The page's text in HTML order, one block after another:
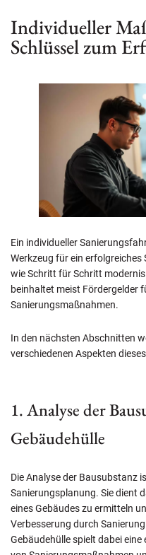
Individueller
Schlüssel zum
Ein individueller
Werkzeug für ein
wie Schritt für Schritt
beinhaltet meist Fördergelder
Sanierungsmaßnahmen.
In den nächsten Abschnitten
verschiedenen Aspekten
1. Analyse der
Gebäudehülle
Die Analyse der Bausubstanz
Sanierungsplanung. Sie dient
eines Gebäudes zu ermitteln
Verbesserung durch
Gebäudehülle spielt dabei